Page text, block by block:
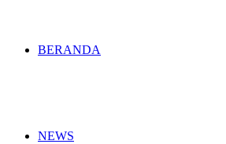
BERANDA
NEWS